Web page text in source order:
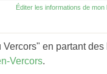
Éditer les informations de mon
en partant des
Vercors.